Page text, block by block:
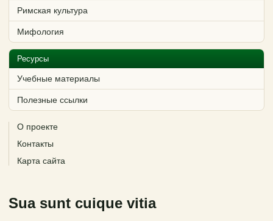
Римская культура
Мифология
Ресурсы
Учебные материалы
Полезные ссылки
О проекте
Контакты
Карта сайта
Sua sunt cuique vitia